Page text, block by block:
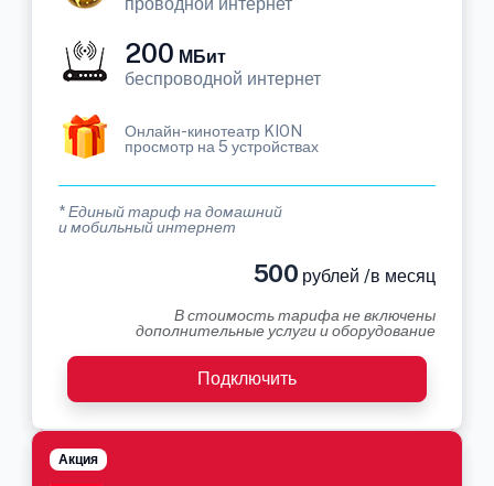
200 МБит
беспроводной интернет
Онлайн-кинотеатр KION
просмотр на 5 устройствах
* Единый тариф на домашний
и мобильный интернет
500 рублей /в месяц
В стоимость тарифа не включены
дополнительные услуги и оборудование
Подключить
Акция